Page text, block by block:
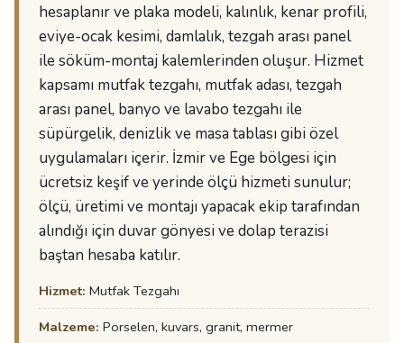
hesaplanır ve plaka modeli, kalınlık, kenar profili,
eviye-ocak kesimi, damlalık, tezgah arası panel
ile söküm-montaj kalemlerinden oluşur. Hizmet
kapsamı mutfak tezgahı, mutfak adası, tezgah
arası panel, banyo ve lavabo tezgahı ile
süpürgelik, denizlik ve masa tablası gibi özel
uygulamaları içerir. İzmir ve Ege bölgesi için
ücretsiz keşif ve yerinde ölçü hizmeti sunulur;
ölçü, üretimi ve montajı yapacak ekip tarafından
alındığı için duvar gönyesi ve dolap terazisi
baştan hesaba katılır.
Hizmet: Mutfak Tezgahı
Malzeme: Porselen, kuvars, granit, mermer